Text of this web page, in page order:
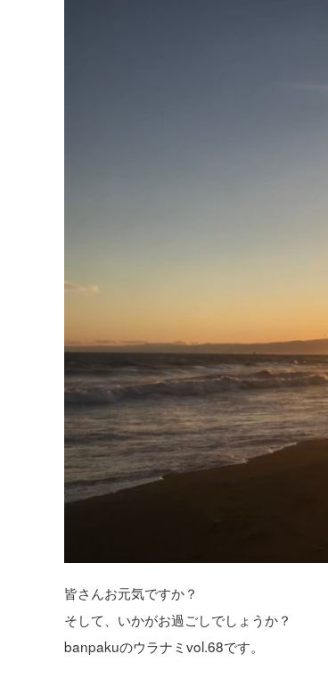
皆さんお元気ですか？
そして、いかがお過ごしでしょうか？
banpakuのウラナミvol.68です。